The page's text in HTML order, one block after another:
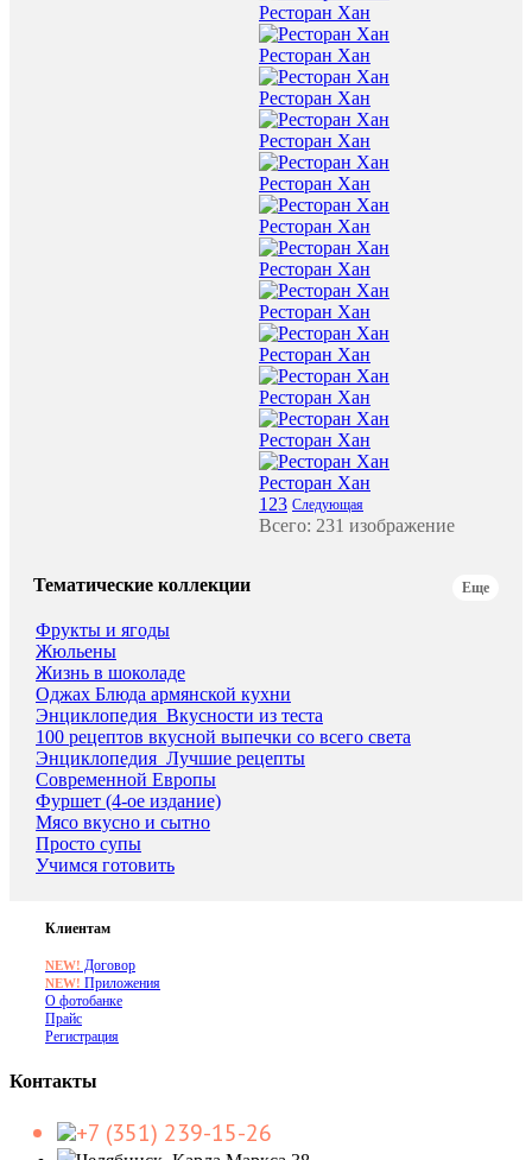
Ресторан Хан
Ресторан Хан
Ресторан Хан
Ресторан Хан
Ресторан Хан
Ресторан Хан
Ресторан Хан
Ресторан Хан
Ресторан Хан
Ресторан Хан
Ресторан Хан
Ресторан Хан
1 23 Следующая
Всего: 231 изображение
Тематические коллекции Еще
Фрукты и ягоды
Жюльены
Жизнь в шоколаде
Оджах Блюда армянской кухни
Энциклопедия_Вкусности из теста
100 рецептов вкусной выпечки со всего света
Энциклопедия_Лучшие рецепты
Современной Европы
Фуршет (4-ое издание)
Мясо вкусно и сытно
Просто супы
Учимся готовить
Клиентам
NEW! Договор
NEW! Приложения
О фотобанке
Прайс
Регистрация
Контакты
+7 (351) 239-15-26